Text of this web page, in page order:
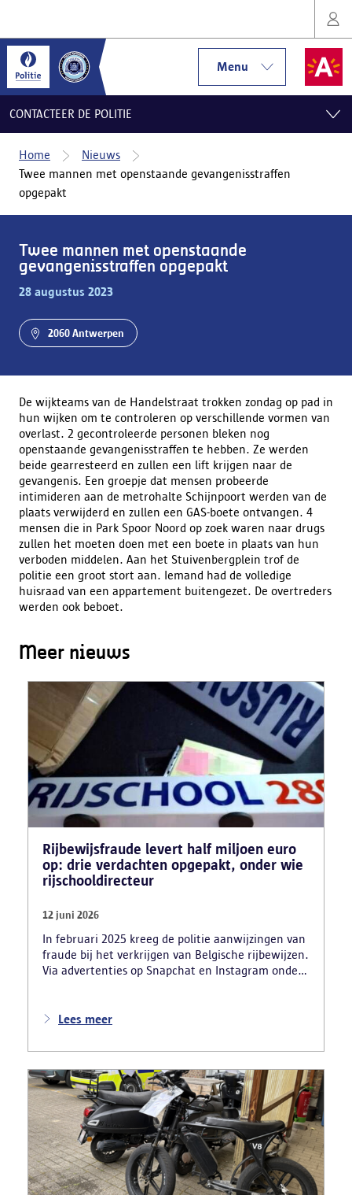
Menu
CONTACTEER DE POLITIE
Home
Nieuws
Twee mannen met openstaande gevangenisstraffen
opgepakt
Twee mannen met openstaande
gevangenisstraffen opgepakt
28 augustus 2023
2060 Antwerpen
De wijkteams van de Handelstraat trokken zondag op pad in
hun wijken om te controleren op verschillende vormen van
overlast. 2 gecontroleerde personen bleken nog
openstaande gevangenisstraffen te hebben. Ze werden
beide gearresteerd en zullen een lift krijgen naar de
gevangenis. Een groepje dat mensen probeerde
intimideren aan de metrohalte Schijnpoort werden van de
plaats verwijderd en zullen een GAS-boete ontvangen. 4
mensen die in Park Spoor Noord op zoek waren naar drugs
zullen het moeten doen met een boete in plaats van hun
verboden middelen. Aan het Stuivenbergplein trof de
politie een groot stort aan. Iemand had de volledige
huisraad van een appartement buitengezet. De overtreders
werden ook beboet.
Meer nieuws
Rijbewijsfraude levert half miljoen euro
op: drie verdachten opgepakt, onder wie
rijschooldirecteur
12 juni 2026
In februari 2025 kreeg de politie aanwijzingen van
fraude bij het verkrijgen van Belgische rijbewijzen.
Via advertenties op Snapchat en Instagram onder
aan. Daarnaast maakten zij reclame voor het
effectief lessen te volgen en voor fraude bij
bracht ook een rijschooldirecteur in beeld die
examenfraude organiseerde,
bekwaamheidsattesten afleverde zonder vereiste
opleiding en een vervalst uittreksel uit het
strafregister gebruikte.
Lees meer